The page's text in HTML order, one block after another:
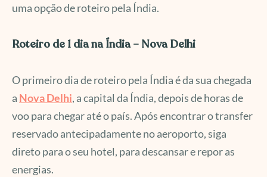
uma opção de roteiro pela Índia.
Roteiro de 1 dia na Índia – Nova Delhi
O primeiro dia de roteiro pela Índia é da sua chegada
a Nova Delhi, a capital da Índia, depois de horas de
voo para chegar até o país. Após encontrar o transfer
reservado antecipadamente no aeroporto, siga
direto para o seu hotel, para descansar e repor as
energias.